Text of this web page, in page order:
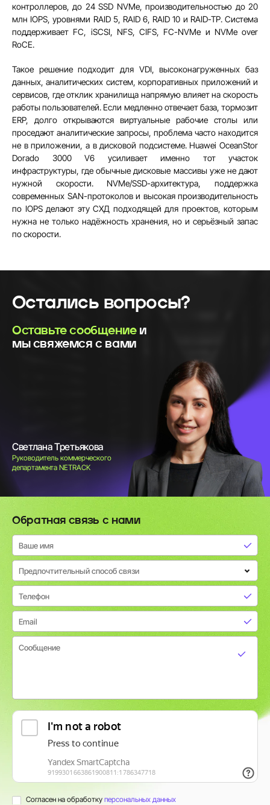
контроллеров, до 24 SSD NVMe, производительностью до 20
млн IOPS, уровнями RAID 5, RAID 6, RAID 10 и RAID-TP. Система
поддерживает FC, iSCSI, NFS, CIFS, FC-NVMe и NVMe over
RoCE.
Такое решение подходит для VDI, высоконагруженных баз
данных, аналитических систем, корпоративных приложений и
сервисов, где отклик хранилища напрямую влияет на скорость
работы пользователей. Если медленно отвечает база, тормозит
ERP, долго открываются виртуальные рабочие столы или
проседают аналитические запросы, проблема часто находится
не в приложении, а в дисковой подсистеме. Huawei OceanStor
Dorado 3000 V6 усиливает именно тот участок
инфраструктуры, где обычные дисковые массивы уже не дают
нужной скорости. NVMe/SSD-архитектура, поддержка
современных SAN-протоколов и высокая производительность
по IOPS делают эту СХД подходящей для проектов, которым
нужна не только надёжность хранения, но и серьёзный запас
по скорости.
Остались вопросы?
Оставьте сообщениеи
мы свяжемся с вами
Светлана Третьякова
Руководитель коммерческого
департамента NETRACK
Обратная связь с нами
Согласен на обработку персональных данных